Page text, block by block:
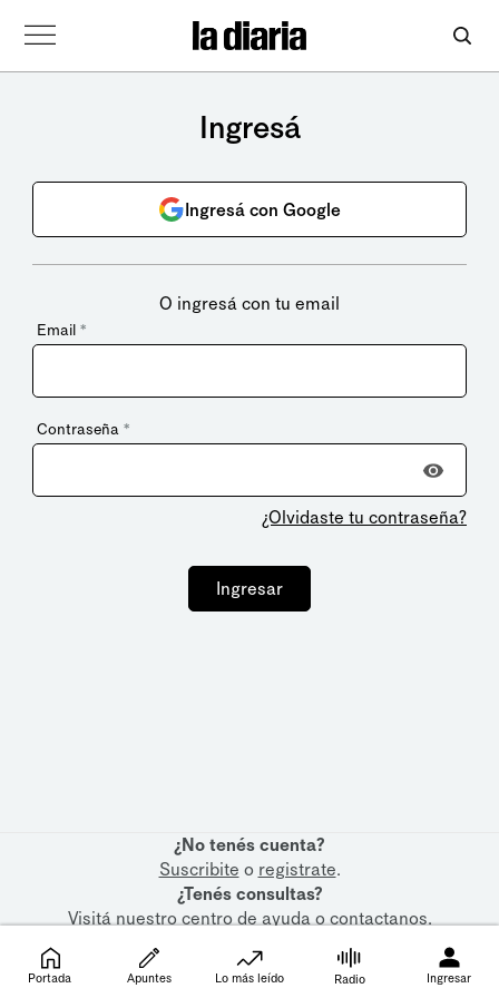
Ingresá
Ingresá con Google
O ingresá con tu email
Email *
Contraseña *
¿Olvidaste tu contraseña?
Ingresar
¿No tenés cuenta?
Suscribite o registrate.
¿Tenés consultas?
Visitá nuestrocentro de ayudaocontactanos.
Portada Apuntes Lo más leído Radio Ingresar